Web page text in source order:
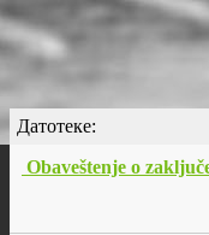
Датотеке:
Obaveštenje o